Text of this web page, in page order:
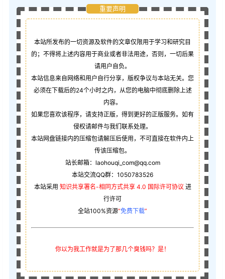
重要声明
本站所发布的一切资源及软件的文章仅限用于学习和研究目
的；不得将上述内容用于商业或者非法用途，否则，一切后果
请用户自负。
本站信息来自网络和用户自行分享，版权争议与本站无关。您
必须在下载后的24个小时之内，从您的电脑中彻底删除上述
内容。
如果您喜欢该程序，请支持正版，得到更好的正版服务。如有
侵权请邮件与我们联系处理。
本站网盘链接内的压缩包请解压后使用，不可直接在软件内上
传该压缩包。
站长邮箱：laohouqi_com@qq.com
本站交流QQ群：1050783526
本站采用 知识共享署名-相同方式共享 4.0 国际许可协议 进
行许可
全站100%资源“免费下载”
你以为我工作就是为了那几个臭钱吗？是！